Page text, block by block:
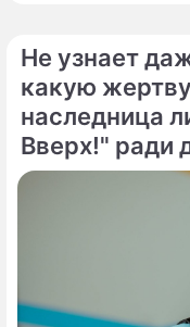
холдинга
решился на
демарш.
Не узнает
какую
наследница
Вверх!" ради